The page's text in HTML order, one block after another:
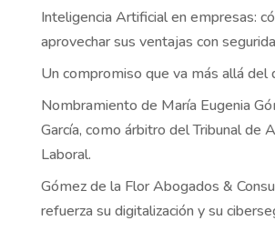
Inteligencia Artificial en empresas:
aprovechar sus ventajas con
Un compromiso que va más allá del
Nombramiento de María Eugenia
García, como árbitro del Tribunal de
Laboral.
Gómez de la Flor Abogados &
refuerza su digitalización y su